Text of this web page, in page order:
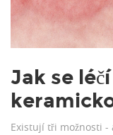
Jak se
Existují tři možnosti -